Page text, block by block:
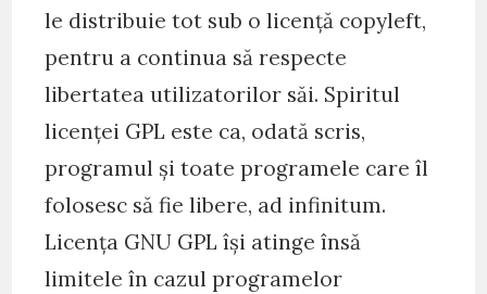
le distribuie tot sub o licență copyleft,
pentru a continua să respecte
libertatea utilizatorilor săi. Spiritul
licenței GPL este ca, odată scris,
programul și toate programele care îl
folosesc să fie libere, ad infinitum.
Licența GNU GPL își atinge însă
limitele în cazul programelor